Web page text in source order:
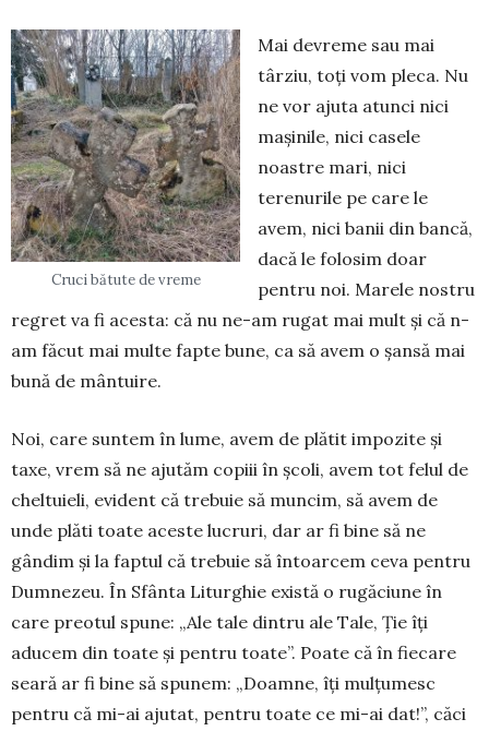
Cruci bătute de vreme
Mai devreme sau mai
târziu, toți vom pleca. Nu
ne vor ajuta atunci nici
mașinile, nici casele
noastre mari, nici
terenurile pe care le
avem, nici banii din bancă,
dacă le folosim doar
pentru noi. Marele nostru
regret va fi acesta: că nu ne-am rugat mai mult și că n-
am făcut mai multe fapte bune, ca să avem o șansă mai
bună de mântuire.
Noi, care suntem în lume, avem de plătit impozite și
taxe, vrem să ne ajutăm copiii în școli, avem tot felul de
cheltuieli, evident că trebuie să muncim, să avem de
unde plăti toate aceste lucruri, dar ar fi bine să ne
gândim și la faptul că trebuie să întoarcem ceva pentru
Dumnezeu. În Sfânta Liturghie există o rugăciune în
care preotul spune: „Ale tale dintru ale Tale, Ție îți
aducem din toate și pentru toate”. Poate că în fiecare
seară ar fi bine să spunem: „Doamne, îți mulțumesc
pentru că mi-ai ajutat, pentru toate ce mi-ai dat!”, căci